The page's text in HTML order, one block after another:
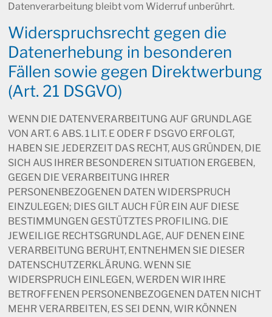
Datenverarbeitung bleibt vom Widerruf unberührt.
Widerspruchsrecht gegen die
Datenerhebung in besonderen
Fällen sowie gegen Direktwerbung
(Art. 21 DSGVO)
WENN DIE DATENVERARBEITUNG AUF GRUNDLAGE
VON ART. 6 ABS. 1 LIT. E ODER F DSGVO ERFOLGT,
HABEN SIE JEDERZEIT DAS RECHT, AUS GRÜNDEN, DIE
SICH AUS IHRER BESONDEREN SITUATION ERGEBEN,
GEGEN DIE VERARBEITUNG IHRER
PERSONENBEZOGENEN DATEN WIDERSPRUCH
EINZULEGEN; DIES GILT AUCH FÜR EIN AUF DIESE
BESTIMMUNGEN GESTÜTZTES PROFILING. DIE
JEWEILIGE RECHTSGRUNDLAGE, AUF DENEN EINE
VERARBEITUNG BERUHT, ENTNEHMEN SIE DIESER
DATENSCHUTZERKLÄRUNG. WENN SIE
WIDERSPRUCH EINLEGEN, WERDEN WIR IHRE
BETROFFENEN PERSONENBEZOGENEN DATEN NICHT
MEHR VERARBEITEN, ES SEI DENN, WIR KÖNNEN